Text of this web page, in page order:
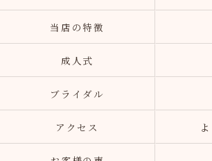
当店の特徴
成人式
ブライダル
アクセス